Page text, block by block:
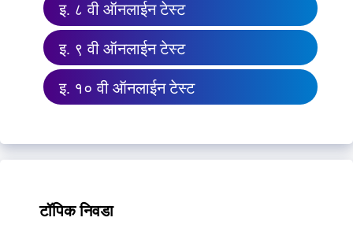
इ. ८ वी ऑनलाईन टेस्ट
इ. ९ वी ऑनलाईन टेस्ट
इ. १० वी ऑनलाईन टेस्ट
टॉपिक निवडा